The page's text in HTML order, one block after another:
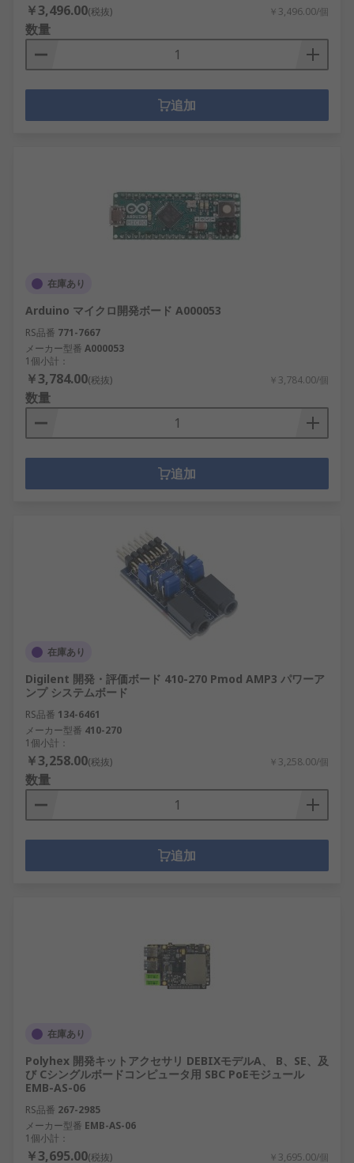
￥3,496.00(税抜) ￥3,496.00/個
数量
追加
在庫あり
Arduino マイクロ開発ボード A000053
RS品番 771-7667
メーカー型番 A000053
1個小計：
￥3,784.00(税抜) ￥3,784.00/個
数量
追加
在庫あり
Digilent 開発・評価ボード 410-270 Pmod AMP3 パワーア
ンプ システムボード
RS品番 134-6461
メーカー型番 410-270
1個小計：
￥3,258.00(税抜) ￥3,258.00/個
数量
追加
在庫あり
Polyhex 開発キットアクセサリ DEBIXモデルA、 B、SE、及
び Cシングルボードコンピュータ用 SBC PoEモジュール
EMB-AS-06
RS品番 267-2985
メーカー型番 EMB-AS-06
1個小計：
￥3,695.00(税抜) ￥3,695.00/個